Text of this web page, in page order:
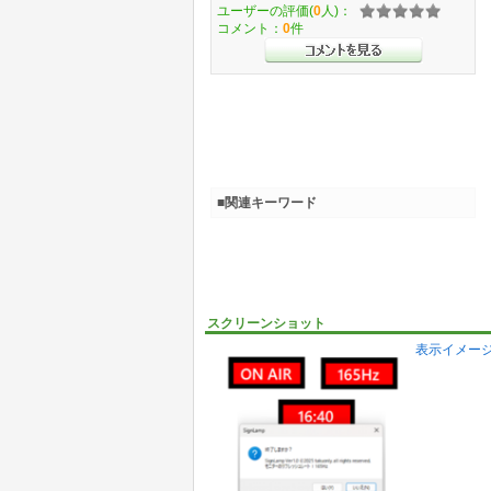
スクリーンショット
表示イメー
ユーザーの評価(0 人)：
コメント： 0件
■関連キーワード